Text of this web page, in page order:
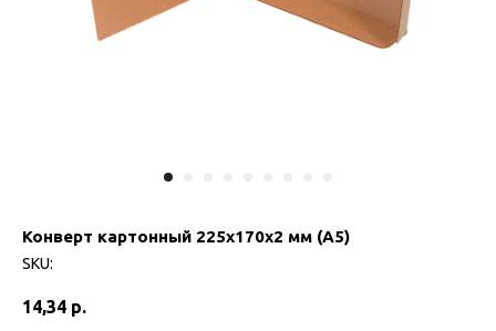
Конверт картонный 225х170х2 мм (А5)
SKU:
14,34 р.